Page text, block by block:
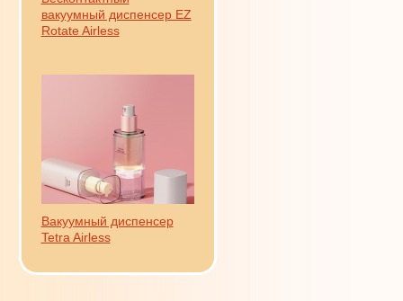
вакуумный диспенсер EZ
Rotate Airless
Вакуумный диспенсер
Tetra Airless